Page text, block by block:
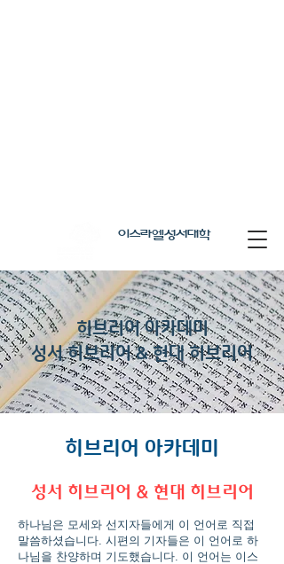
이스라엘성서대학
히브리어 아카데미
​성서 히브리어 & 현대 히브리어
히브리어 아카데미
성서 히브리어 & 현대 히브리어
하나님은 모세와 선지자들에게 이 언어로 직접
말씀하셨습니다. 시편의 기자들은 이 언어로 하
나님을 찬양하며 기도했습니다. 이 언어는 이스